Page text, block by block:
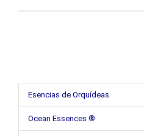
Esencias de Orquídeas
Ocean Essences ®